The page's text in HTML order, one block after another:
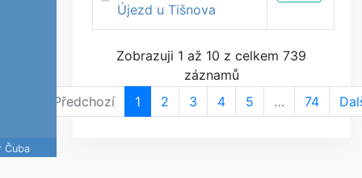
Čuba
Újezd u Tišnova
Zobrazuji 1 až 10 z celkem 739
záznamů
Předchozí
1 2 3 4 5 … 74